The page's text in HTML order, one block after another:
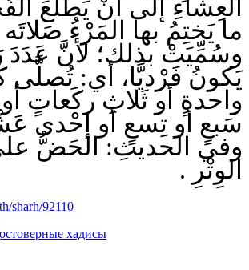
العِشاءِ إلى أَنْ يَطلُعَ
ما يَختِمُ بها المَرْءُ
وسُمِّيَتْ بذلك؛ لأنَّ عَدَدَ
يَكونُ فَرْديًّا، أي: تُصلَّى
واحدةٍ أو ثَلاثِ ركَعاتٍ
سَبعٍ أو تِسعٍ أو إحْدى
وفي الحديثِ: الحَضُّ
الوِتْرِ .
sharh/92110
хадисы